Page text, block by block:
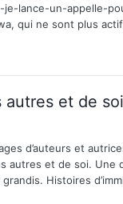
lance-un-appelle-
qui ne sont plus
autres et de soi
d’auteurs et
autres et de soi.
Histoires